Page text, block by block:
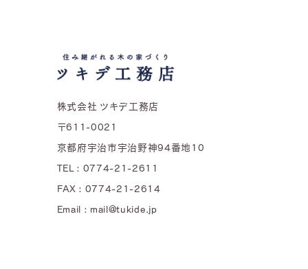
株式会社 ツキデ工務店
〒611-0021
京都府宇治市宇治野神94番地10
TEL : 0774-21-2611
FAX : 0774-21-2614
Email : mail@tukide.jp